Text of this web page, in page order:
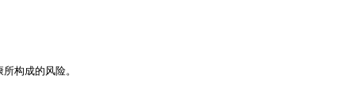
构成的风险。